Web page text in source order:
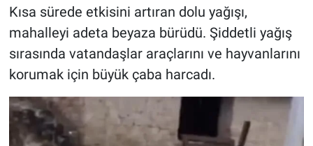
Kısa sürede etkisini artıran dolu yağışı,
mahalleyi adeta beyaza bürüdü. Şiddetli yağış
sırasında vatandaşlar araçlarını ve hayvanlarını
korumak için büyük çaba harcadı.